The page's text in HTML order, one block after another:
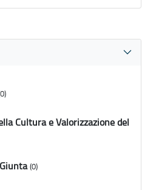
Cultura e Valorizzazione del
(0)